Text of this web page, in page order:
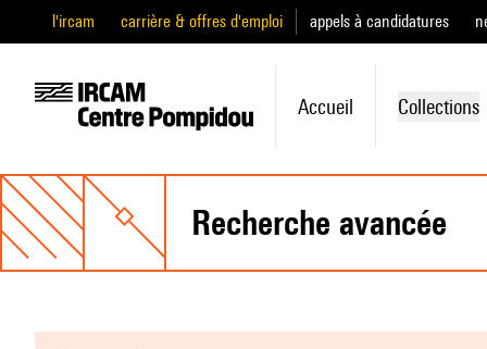
l'ircam carrière & offres d'emploi appels à candidatures
Accueil Collections
recherche avancée